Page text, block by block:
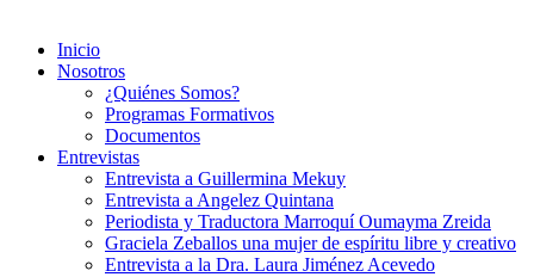
Inicio
Nosotros
¿Quiénes Somos?
Programas Formativos
Documentos
Entrevistas
Entrevista a Guillermina Mekuy
Entrevista a Angelez Quintana
Periodista y Traductora Marroquí Oumayma Zreida
Graciela Zeballos una mujer de espíritu libre y creativo
Entrevista a la Dra. Laura Jiménez Acevedo